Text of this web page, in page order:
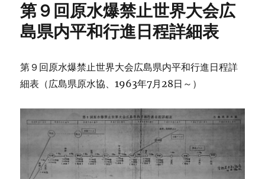
第９回原水爆禁止世界大会広
島県内平和行進日程詳細表
第９回原水爆禁止世界大会広島県内平和行進日程詳
細表（広島県原水協、1963年7月28日～）